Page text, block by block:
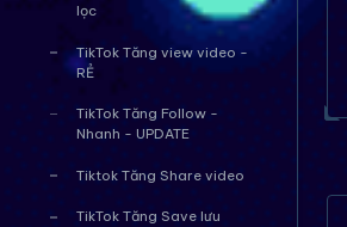
lọc
TikTok Tăng view video -
RẺ
TikTok Tăng Follow -
Nhanh - UPDATE
Tiktok Tăng Share video
TikTok Tăng Save lưu